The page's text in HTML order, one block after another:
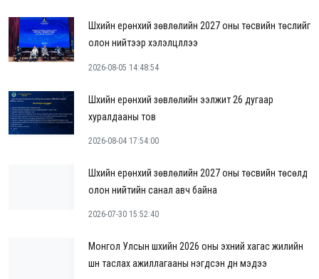
Шүүхийн ерөнхий зөвлөлийн 2027 оны төсвийн төслийг
олон нийтээр хэлэлцүүллээ
2026-08-05 14:48:54
Шүүхийн ерөнхий зөвлөлийн ээлжит 26 дугаар
хуралдааны тов
2026-08-04 17:54:00
Шүүхийн ерөнхий зөвлөлийн 2027 оны төсвийн төсөлд
олон нийтийн санал авч байна
2026-07-30 15:52:40
Монгол Улсын шүүхийн 2026 оны эхний хагас жилийн
шүүн таслах ажиллагааны нэгдсэн дүн мэдээ